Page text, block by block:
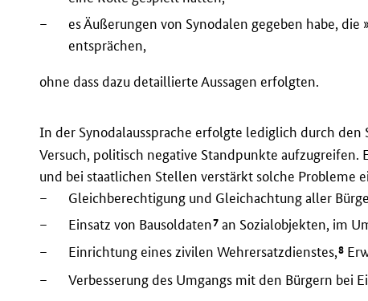
–
es Äußerungen von Synodalen gegeben habe,
entsprächen,
ohne dass dazu detaillierte Aussagen erfolgten.
In der Synodalaussprache erfolgte lediglich durch den
Versuch, politisch negative Standpunkte
und bei staatlichen Stellen verstärkt solche Probleme
–
Gleichberechtigung und Gleichachtung aller
–
Einsatz von Bausoldaten7 an Sozialobjekten, im
–
Einrichtung eines zivilen Wehrersatzdienstes,8
–
Verbesserung des Umgangs mit den Bürgern bei